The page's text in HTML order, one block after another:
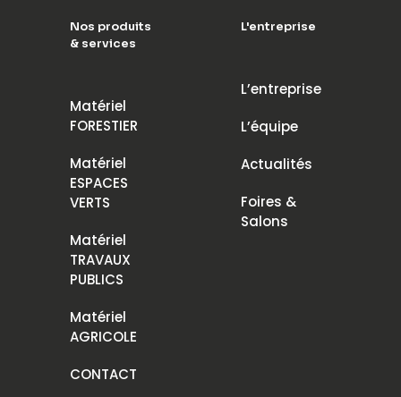
Nos produits
& services
Matériel
FORESTIER
Matériel
ESPACES
VERTS
Matériel
TRAVAUX
PUBLICS
Matériel
AGRICOLE
CONTACT
L'entreprise
L’entreprise
L’équipe
Actualités
Foires &
Salons